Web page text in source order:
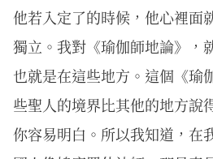
他若入定了的時候，他心裡面
獨立。我對《瑜伽師地論》，
也就是在這些地方。這個《瑜
些聖人的境界比其他的地方說
你容易明白。所以我知道，在